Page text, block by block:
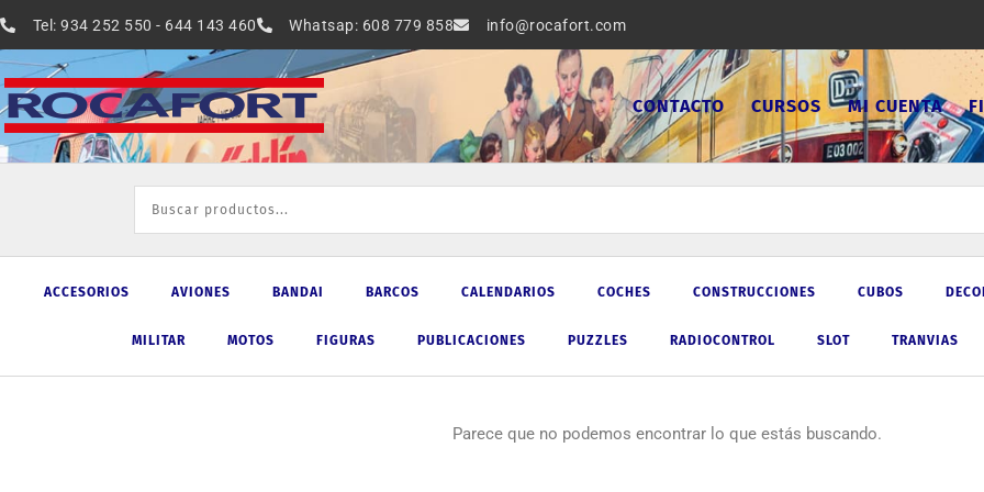
al
contenido
Tel: 934 252 550 - 644 143 460 Whatsap: 608 779 858 info@rocafort.com
CONTACTO CURSOS MI CUENTA
ACCESORIOS AVIONES BANDAI BARCOS CALENDARIOS COCHES CONSTRUCCIONES CUBOS
MILITAR MOTOS FIGURAS PUBLICACIONES PUZZLES RADIOCONTROL SLOT TRANVIAS
Parece que no podemos encontrar lo que estás buscando.